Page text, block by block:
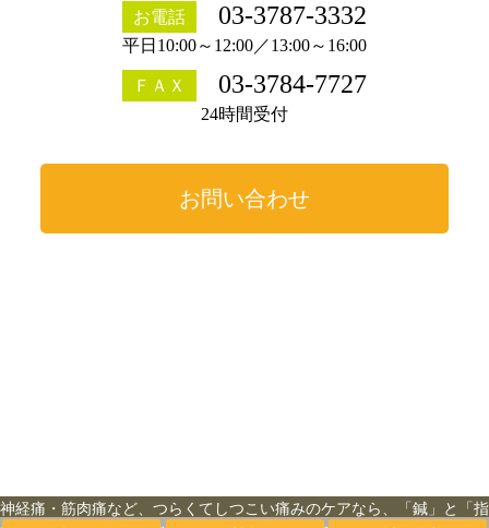
お電話 03-3787-3332
平日10:00～12:00／13:00～16:00
ＦＡＸ 03-3784-7727
24時間受付
お問い合わせ
神経痛・筋肉痛など、つらくてしつこい痛みのケアなら、「鍼」と「指